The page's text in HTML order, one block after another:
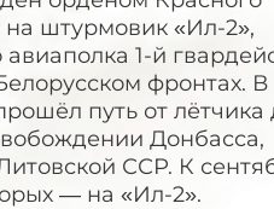
штурмовик «Ил-2»,
1-й
фронтах. В
путь от лётчика
Донбасса,
ССР. К
— на «Ил-2».